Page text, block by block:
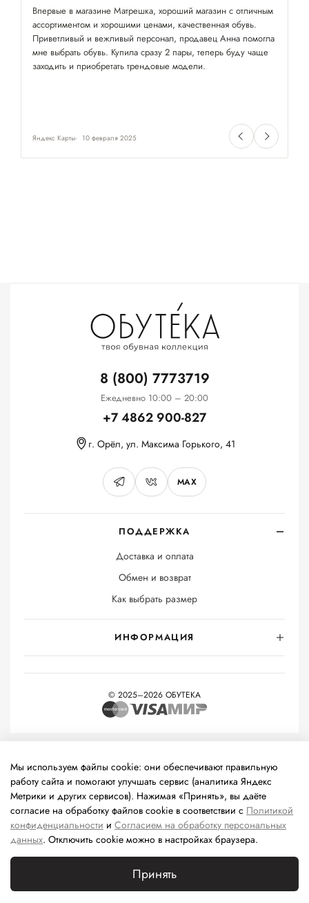
Впервые в магазине Матрешка, хороший магазин с отличным
ассортиментом и хорошими ценами, качественная обувь.
Приветливый и вежливый персонал, продавец Анна помогла
мне выбрать обувь. Купила сразу 2 пары, теперь буду чаще
заходить и приобретать трендовые модели.
Яндекс Карты 10 февраля 2025
ПОДДЕРЖКА
Доставка и оплата
Обмен и возврат
Как выбрать размер
ИНФОРМАЦИЯ
8 (800) 7773719
Ежедневно 10:00 – 20:00
+7 4862 900-827
г. Орёл, ул. Максима Горького, 41
MAX
© 2025–2026 ОБУТЕКА
технологии
(информационные технологии предоставления
информации на основе сбора, систематизации и анализа
сведений, относящихся к предпочтениям пользователей сети
«Интернет», находящихся на территории Российской
Федерации).
Мы используем файлы cookie: они обеспечивают правильную
работу сайта и помогают улучшать сервис (аналитика Яндекс
Метрики и других сервисов). Нажимая «Принять», вы даёте
согласие на обработку файлов cookie в соответствии с Политикой
конфиденциальности и Согласием на обработку персональных
данных. Отключить cookie можно в настройках браузера.
Принять